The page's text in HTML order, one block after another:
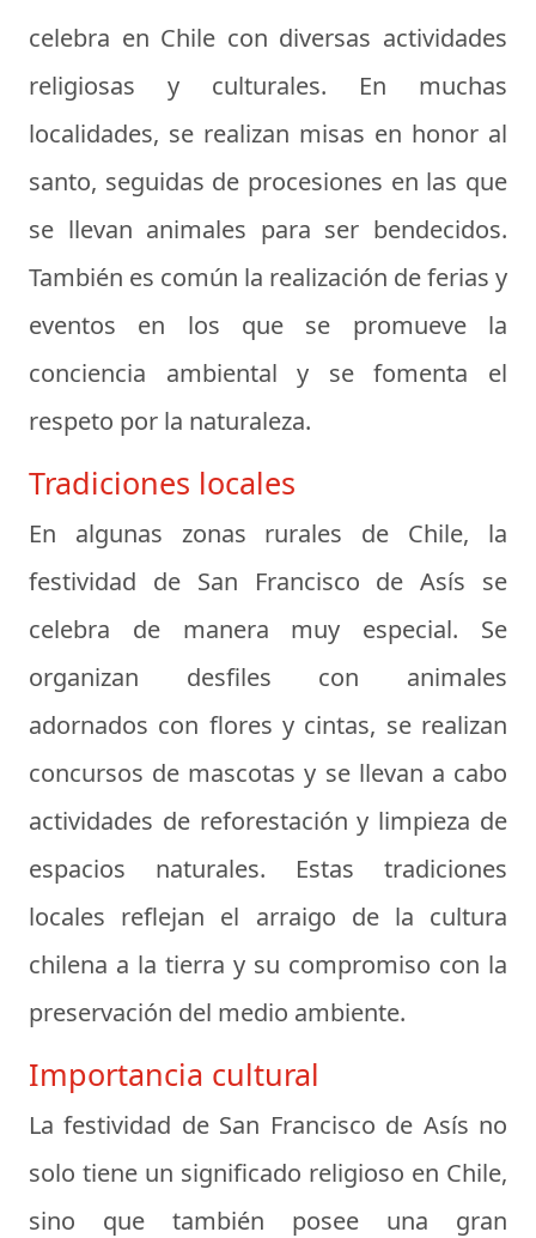
celebra en Chile con diversas actividades
religiosas y culturales. En muchas
localidades, se realizan misas en honor al
santo, seguidas de procesiones en las que
se llevan animales para ser bendecidos.
También es común la realización de ferias y
eventos en los que se promueve la
conciencia ambiental y se fomenta el
respeto por la naturaleza.
Tradiciones locales
En algunas zonas rurales de Chile, la
festividad de San Francisco de Asís se
celebra de manera muy especial. Se
organizan desfiles con animales
adornados con flores y cintas, se realizan
concursos de mascotas y se llevan a cabo
actividades de reforestación y limpieza de
espacios naturales. Estas tradiciones
locales reflejan el arraigo de la cultura
chilena a la tierra y su compromiso con la
preservación del medio ambiente.
Importancia cultural
La festividad de San Francisco de Asís no
solo tiene un significado religioso en Chile,
sino que también posee una gran